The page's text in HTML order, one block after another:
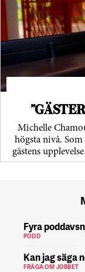
Michelle
högsta nivå.
gästens
Fyra
PODD
Kan jag säga
FRÅGA OM JOBBET